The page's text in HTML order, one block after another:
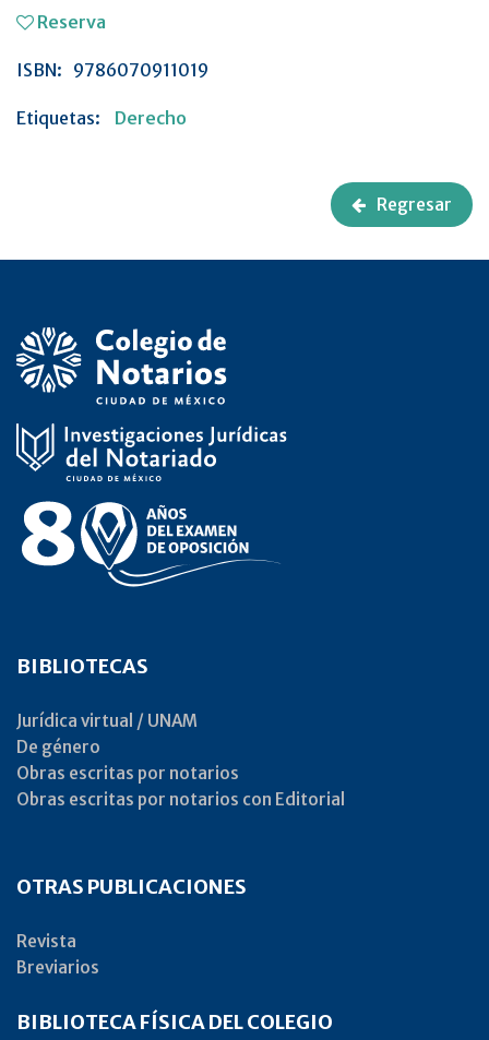
Reserva
ISBN: 9786070911019
Etiquetas: Derecho
Regresar
BIBLIOTECAS
Jurídica virtual / UNAM
De género
Obras escritas por notarios
Obras escritas por notarios con Editorial
OTRAS PUBLICACIONES
Revista
Breviarios
BIBLIOTECA FÍSICA DEL COLEGIO